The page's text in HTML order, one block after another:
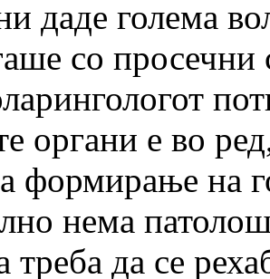
даде голема
со просечни
органи е во
формирање на
нема
треба да се